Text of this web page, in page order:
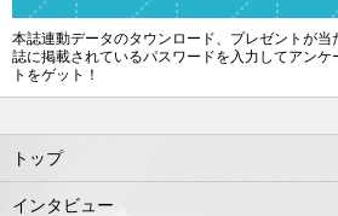
本誌連動データのタウンロード、プレゼントが
誌に掲載されているパスワードを入力してアン
トをゲット！
トップ
インタビュー